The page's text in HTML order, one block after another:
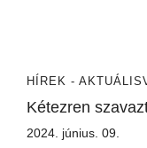
HÍREK - AKTUÁLIS
Kétezren
2024. június. 09.